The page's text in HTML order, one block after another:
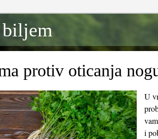
biljem
protiv oticanja
U
i